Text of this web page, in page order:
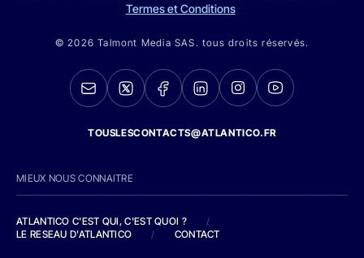
Termes et Conditions
© 2026 Talmont Media SAS. tous droits réservés.
TOUSLESCONTACTS@ATLANTICO.FR
MIEUX NOUS CONNAITRE
ATLANTICO C'EST QUI, C'EST QUOI ?
/
LE RESEAU D'ATLANTICO
/ CONTACT